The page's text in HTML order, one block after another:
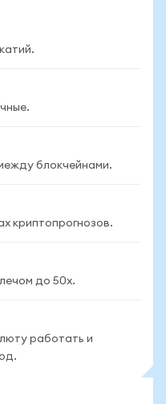
между блокчейнами.
криптопрогнозов.
до 50x.
работать и